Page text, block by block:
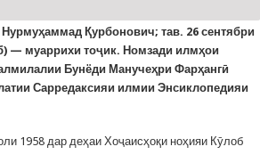
Қурбонович; тав. 26 сентябри
— муаррихи тоҷик. Номзади илмҳои
Бунёди Манучеҳри Фарҳангӣ
Сарредаксияи илмии Энсиклопедияи
1958 дар деҳаи Хоҷаисҳоқи ноҳияи Кӯлоб